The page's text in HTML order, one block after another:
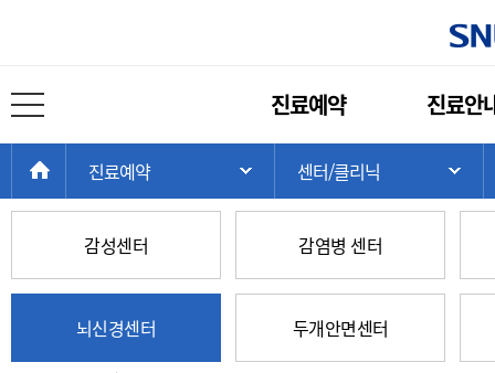
메
진료예약 진료안
위
HOME
진료예약 주 메뉴 목록 열기
센터/클리닉
센터별 클리닉 보기 클리닉 전체보기
감성센터 감염병 센터
뇌신경센터 두개안면센터